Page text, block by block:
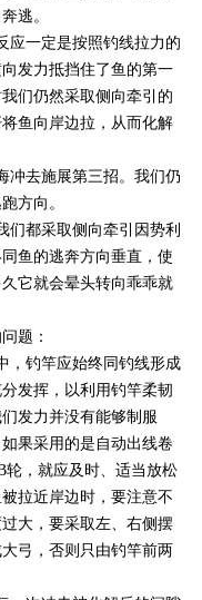
逃。
应一定是按照钓线拉力的
发力抵挡住了鱼的第一
们仍然采取侧向牵引的
鱼向岸边拉，从而化解
冲去施展第三招。我们仍
方向。
们都采取侧向牵引因势利
鱼的逃奔方向垂直，使
它就会晕头转向乖乖就
题：
，钓竿应始终同钓线形成
发挥，以利用钓竿柔韧
发力并没有能够制服
果采用的是自动出线卷
轮，就应及时、适当放松
拉近岸边时，要注意不
大，要采取左、右侧摆
弓，否则只由钓竿前两